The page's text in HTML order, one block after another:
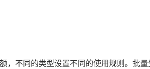
，不同的类型设置不同的使用规则。批量